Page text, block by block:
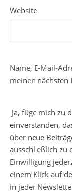
Website
Name, E-Mail-
meinen nächsten
Ja, füge mich zu
einverstanden,
über neue
ausschließlich zu
Einwilligung
einem Klick auf
in jeder